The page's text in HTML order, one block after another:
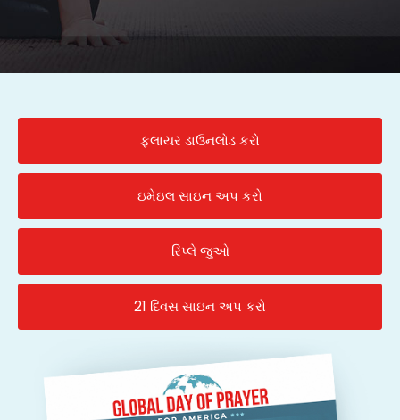
ફ્લાયર ડાઉનલોડ કરો
ઇમેઇલ સાઇન અપ કરો
રિપ્લે જુઓ
21 દિવસ સાઇન અપ કરો